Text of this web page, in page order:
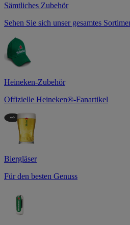
Sämtliches Zubehör
Sehen Sie sich unser gesamtes
Heineken-Zubehör
Offizielle Heineken®-Fanartikel
Biergläser
Für den besten Genuss